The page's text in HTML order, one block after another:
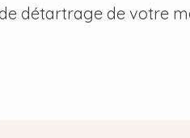
détartrage de votre